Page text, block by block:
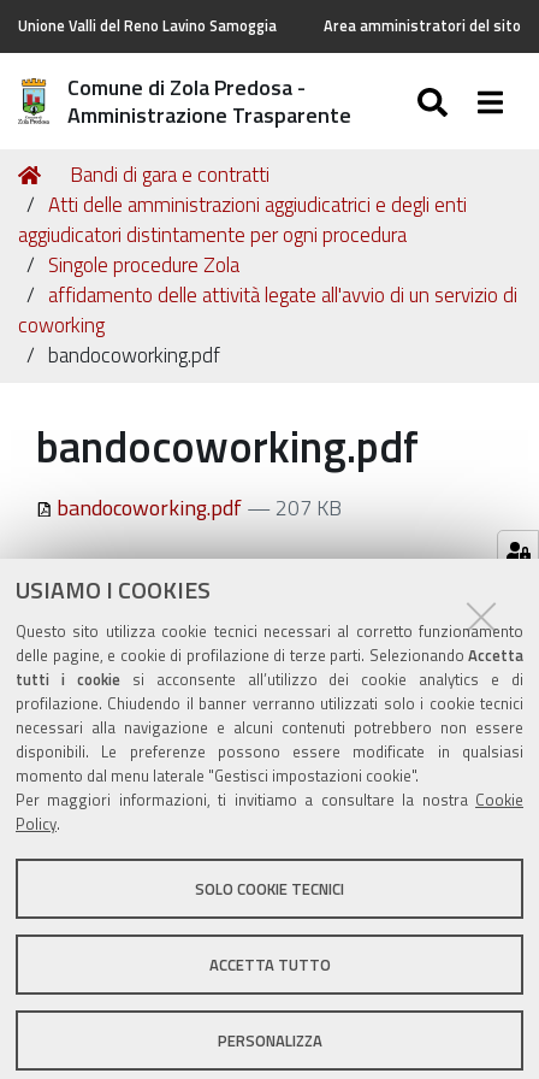
USIAMO I COOKIES
Questo sito utilizza cookie tecnici necessari al corretto funzionamento
delle pagine, e cookie di profilazione di terze parti. Selezionando Accetta
tutti i cookiesi acconsente all’utilizzo dei cookie analytics e di
profilazione. Chiudendo il banner verranno utilizzati solo i cookie tecnici
necessari alla navigazione e alcuni contenuti potrebbero non essere
disponibili. Le preferenze possono essere modificate in qualsiasi
momento dal menu laterale "Gestisci impostazioni cookie".
Per maggiori informazioni, ti invitiamo a consultare la nostra Cookie
Policy.
SOLO COOKIE TECNICI
ACCETTA TUTTO
PERSONALIZZA
Unione Valli del Reno Lavino Samoggia Area amministratori del sito
Comune di Zola Predosa -
Amministrazione Trasparente
Tu
sei
qui:
Home
Bandi di gara e contratti
Atti delle amministrazioni aggiudicatrici e degli enti
aggiudicatori distintamente per ogni procedura
Singole procedure Zola
affidamento delle attività legate all'avvio di un servizio di
coworking
bandocoworking.pdf
bandocoworking.pdf
bandocoworking.pdf— 207 KB
Azioni
sul
documento
ultima modifica 12/12/2018
Valuta questo sito
Sito istituzionale Comune di Zola Predosa